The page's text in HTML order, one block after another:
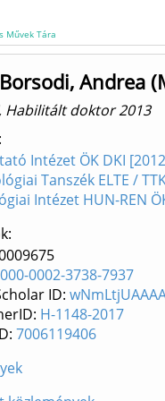
Művek Tára
Andrea
Habilitált doktor 2013
Intézet ÖK DKI
Tanszék ELTE /
Intézet HUN-REN
0002-3738-7937
ID:
H-1148-2017
7006119406